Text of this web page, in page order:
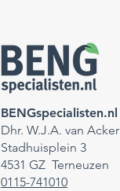
BENGspecialisten.nl
Dhr. W.J.A. van Acker
Stadhuisplein 3
4531 GZ Terneuzen
0115-741010